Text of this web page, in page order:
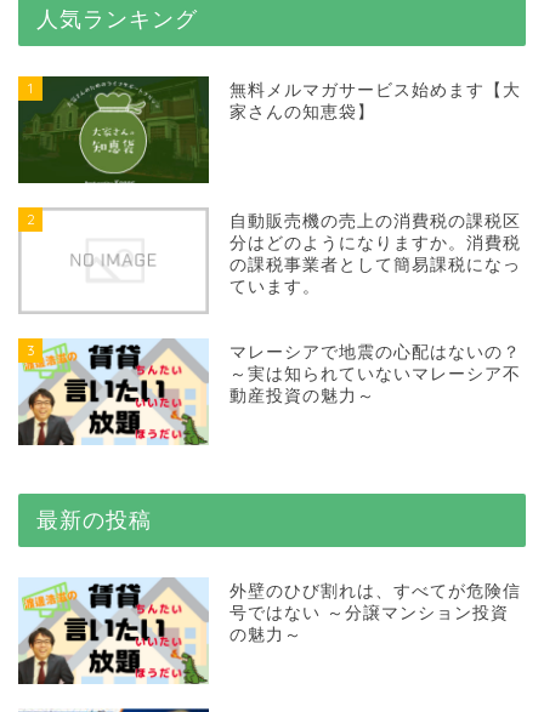
人気ランキング
1
無料メルマガサービス始めます【大
家さんの知恵袋】
2
自動販売機の売上の消費税の課税区
分はどのようになりますか。消費税
の課税事業者として簡易課税になっ
ています。
3
マレーシアで地震の心配はないの？
～実は知られていないマレーシア不
動産投資の魅力～
最新の投稿
外壁のひび割れは、すべてが危険信
号ではない ～分譲マンション投資
の魅力～